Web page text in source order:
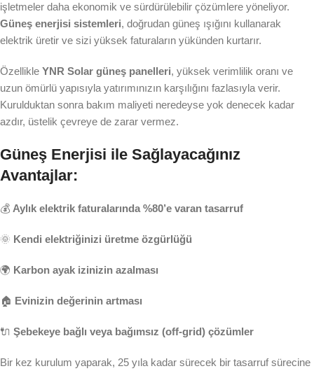
işletmeler daha ekonomik ve sürdürülebilir çözümlere yöneliyor.
Güneş enerjisi sistemleri, doğrudan güneş ışığını kullanarak
elektrik üretir ve sizi yüksek faturaların yükünden kurtarır.
Özellikle YNR Solar güneş panelleri, yüksek verimlilik oranı ve
uzun ömürlü yapısıyla yatırımınızın karşılığını fazlasıyla verir.
Kurulduktan sonra bakım maliyeti neredeyse yok denecek kadar
azdır, üstelik çevreye de zarar vermez.
Güneş Enerjisi ile Sağlayacağınız
Avantajlar:
💰 Aylık elektrik faturalarında %80’e varan tasarruf
🌞 Kendi elektriğinizi üretme özgürlüğü
🌍 Karbon ayak izinizin azalması
🏠 Evinizin değerinin artması
🔌 Şebekeye bağlı veya bağımsız (off-grid) çözümler
Bir kez kurulum yaparak, 25 yıla kadar sürecek bir tasarruf sürecine